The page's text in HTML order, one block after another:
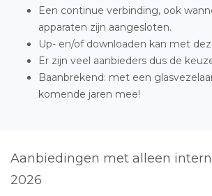
Een continue verbinding, ook
apparaten zijn aangesloten.
Up- en/of downloaden kan met
Er zijn veel aanbieders dus de
Baanbrekend: met een
komende jaren mee!
Aanbiedingen met alleen
2026